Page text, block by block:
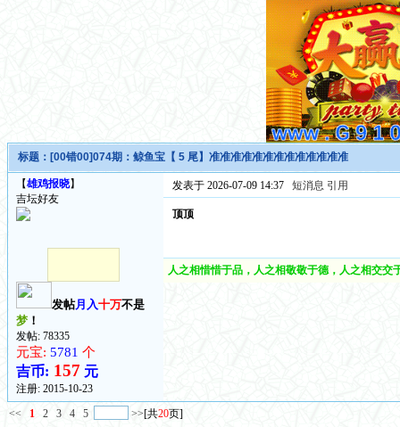
标题： [00错00]074期：鲸鱼宝【 5 尾】准准准准准准准准准准准准准
【雄鸡报晓】
吉坛好友
发帖月入十万不是
梦！
发帖: 78335
元宝: 5781 个
吉币: 157 元
注册: 2015-10-23
发表于 2026-07-09 14:37 短消息 引用
顶顶
人之相惜惜于品，人之相敬敬于德，人之相交
<< 1 2 3 4 5 >>[共20页]